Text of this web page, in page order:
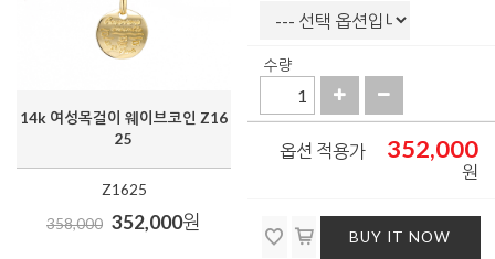
14k 여성목걸이 웨이브코인 Z16
25
Z1625
358,000 352,000원
수량
옵션 적용가 352,000
원
BUY IT NOW